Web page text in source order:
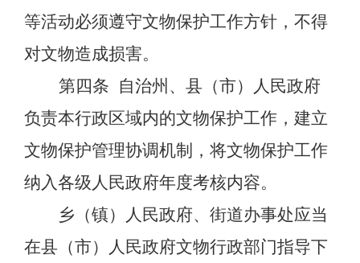
等活动必须遵守文物保护工作方针，不得
对文物造成损害。
第四条
自治州、县（市）人民政府
负责本行政区域内的文物保护工作，建立
文物保护管理协调机制，将文物保护工作
纳入各级人民政府年度考核内容。
乡（镇）人民政府、街道办事处应当
在县（市）人民政府文物行政部门指导下